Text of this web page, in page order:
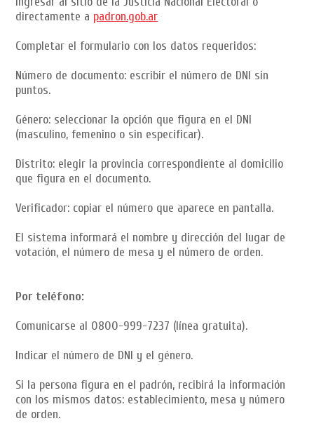
directamente a padron.gob.ar
Completar el formulario con los datos requeridos:
Número de documento: escribir el número de DNI sin
puntos.
Género: seleccionar la opción que figura en el DNI
(masculino, femenino o sin especificar).
Distrito: elegir la provincia correspondiente al domicilio
que figura en el documento.
Verificador: copiar el número que aparece en pantalla.
El sistema informará el nombre y dirección del lugar de
votación, el número de mesa y el número de orden.
Por teléfono:
Comunicarse al 0800-999-7237 (línea gratuita).
Indicar el número de DNI y el género.
Si la persona figura en el padrón, recibirá la información
con los mismos datos: establecimiento, mesa y número
de orden.